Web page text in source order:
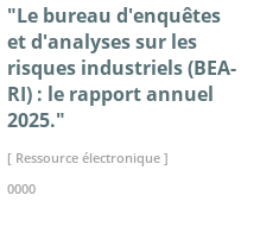
"Le bureau d'enquêtes
et d'analyses sur les
risques industriels (BEA-
RI) : le rapport annuel
2025."
[ Ressource électronique ]
0000